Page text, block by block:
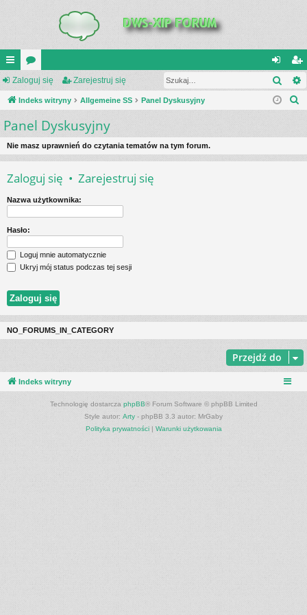
UI
C
K
_L
IN
K
S
or
a
al
og
ę
ar
ej
j
Zaloguj się Zarejestruj się
Indeks witryny Allgemeine SS Panel Dyskusyjny
a
Panel Dyskusyjny
Nie masz uprawnień do czytania tematów na tym forum.
Zaloguj się • Zarejestruj się
Nazwa użytkownika:
Hasło:
Loguj mnie automatycznie
Ukryj mój status podczas tej sesji
NO_FORUMS_IN_CATEGORY
Przejdź do
Indeks witryny
Technologię dostarcza phpBB® Forum Software © phpBB Limited
Style autor: Arty - phpBB 3.3 autor: MrGaby
Polityka prywatności| Warunki użytkowania